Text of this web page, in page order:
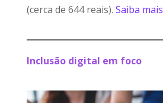
(cerca de 644 reais). Saiba mais
Inclusão digital em foco